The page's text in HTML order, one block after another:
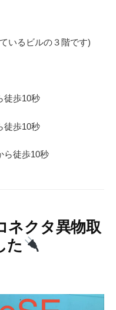
いるビルの３階です)
徒歩10秒
徒歩10秒
ら徒歩10秒
ネクタ異物取
た